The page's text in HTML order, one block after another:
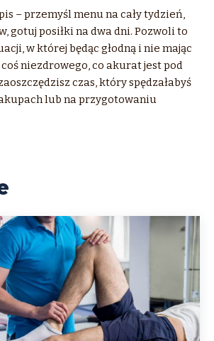
– przemyśl menu na cały tydzień,
gotuj posiłki na dwa dni. Pozwoli to
w której będąc głodną i nie mając
niezdrowego, co akurat jest pod
czas, który spędzałabyś
lub na przygotowaniu